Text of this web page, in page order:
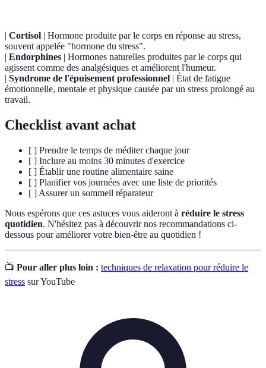
| Cortisol | Hormone produite par le corps en réponse au stress,
souvent appelée "hormone du stress".
| Endorphines | Hormones naturelles produites par le corps qui
agissent comme des analgésiques et améliorent l'humeur.
| Syndrome de l'épuisement professionnel | État de fatigue
émotionnelle, mentale et physique causée par un stress prolongé au
travail.
Checklist avant achat
[ ] Prendre le temps de méditer chaque jour
[ ] Inclure au moins 30 minutes d'exercice
[ ] Établir une routine alimentaire saine
[ ] Planifier vos journées avec une liste de priorités
[ ] Assurer un sommeil réparateur
Nous espérons que ces astuces vous aideront à réduire le stress
quotidien. N'hésitez pas à découvrir nos recommandations ci-
dessous pour améliorer votre bien-être au quotidien !
📺 Pour aller plus loin : techniques de relaxation pour réduire le
stress sur YouTube